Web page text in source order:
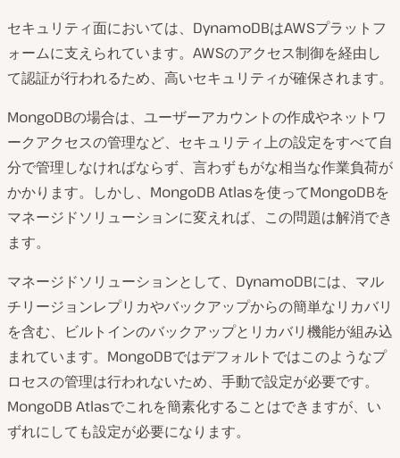
セキュリティ面においては、DynamoDBはAWSプラットフ
ォームに支えられています。AWSのアクセス制御を経由し
て認証が行われるため、高いセキュリティが確保されます。
MongoDBの場合は、ユーザーアカウントの作成やネットワ
ークアクセスの管理など、セキュリティ上の設定をすべて自
分で管理しなければならず、言わずもがな相当な作業負荷が
かかります。しかし、MongoDB Atlasを使ってMongoDBを
マネージドソリューションに変えれば、この問題は解消でき
ます。
マネージドソリューションとして、DynamoDBには、マル
チリージョンレプリカやバックアップからの簡単なリカバリ
を含む、ビルトインのバックアップとリカバリ機能が組み込
まれています。MongoDBではデフォルトではこのようなプ
ロセスの管理は行われないため、手動で設定が必要です。
MongoDB Atlasでこれを簡素化することはできますが、い
ずれにしても設定が必要になります。